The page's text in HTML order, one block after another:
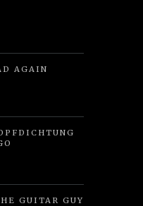
AGAIN
GUITAR GUY